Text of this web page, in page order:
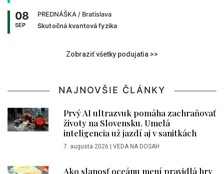
08
SEP
PREDNÁŠKA / Bratislava
Skutočná kvantová fyzika
Zobraziť všetky podujatia >>
NAJNOVŠIE ČLÁNKY
Prvý AI ultrazvuk pomáha zachraňovať
životy na Slovensku. Umelá
inteligencia už jazdí aj v sanitkách
7. augusta 2026 VEDA NA DOSAH
Ako slanosť oceánu mení pravidlá hry